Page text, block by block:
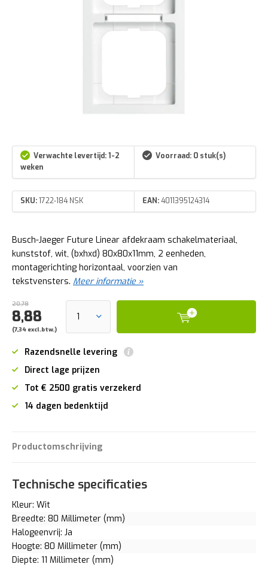
Verwachte levertijd: 1-2
weken
Voorraad: 0 stuk(s)
SKU:1722-184 NSK EAN:4011395124314
Busch-Jaeger Future Linear afdekraam schakelmateriaal,
kunststof, wit, (bxhxd) 80x80x11mm, 2 eenheden,
montagerichting horizontaal, voorzien van
tekstvensters. Meer informatie »
20,78
8,88
(7,34 excl.btw.)
Razendsnelle levering
Direct lage prijzen
Tot € 2500 gratis verzekerd
14 dagen bedenktijd
Productomschrijving
Technische specificaties
Kleur: Wit
Breedte: 80 Millimeter (mm)
Halogeenvrij: Ja
Hoogte: 80 Millimeter (mm)
Diepte: 11 Millimeter (mm)